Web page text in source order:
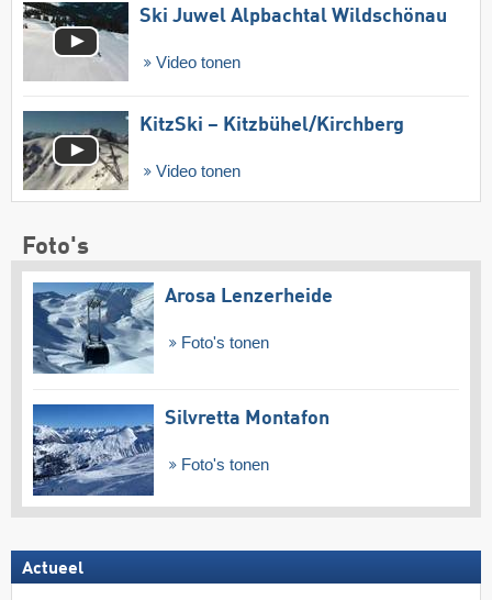
Ski Juwel Alpbachtal Wildschönau
Video tonen
KitzSki – Kitzbühel/​Kirchberg
Video tonen
Foto's
Arosa Lenzerheide
Foto's tonen
Silvretta Montafon
Foto's tonen
Actueel